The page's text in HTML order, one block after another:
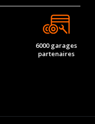
6000 garages
partenaires